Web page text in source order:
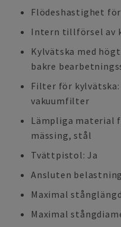
Flödeshastighet
Intern tillförsel av
Kylvätska med
bakre
Filter för kylvätska:
vakuumfilter
Lämpliga material
mässing, stål
Tvättpistol: Ja
Ansluten
Maximal
Maximal